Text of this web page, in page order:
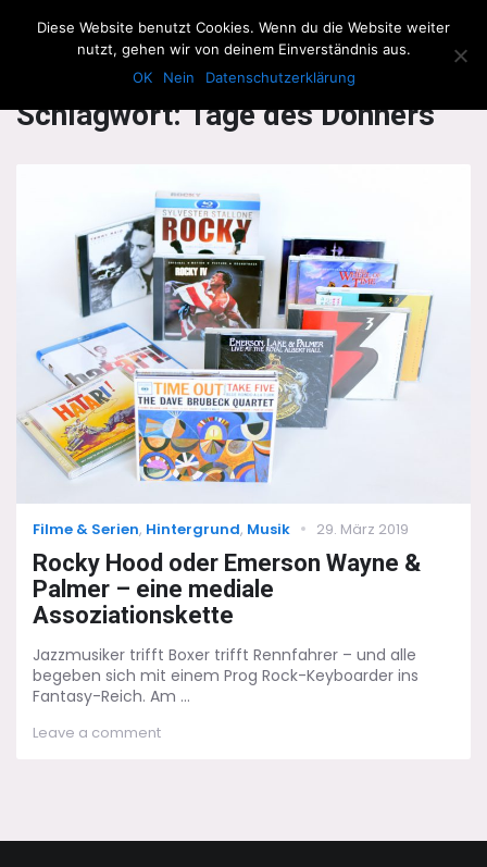
The Howling Men
Schlagwort:Tage des Donners
Categories
Filme & Serien, Hintergrund, Musik
Posted
29. März 2019
Rocky Hood oder Emerson Wayne &
Palmer – eine mediale
Assoziationskette
Jazzmusiker trifft Boxer trifft Rennfahrer – und alle
begeben sich mit einem Prog Rock-Keyboarder ins
Fantasy-Reich. Am ...
Leave a commenton
Diese Website benutzt Cookies. Wenn du die Website weiter
nutzt, gehen wir von deinem Einverständnis aus.
OK
Nein Datenschutzerklärung